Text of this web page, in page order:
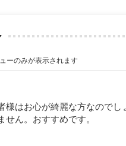
ーのみが表示されます
様はお心が綺麗な方なので
ん。おすすめです。